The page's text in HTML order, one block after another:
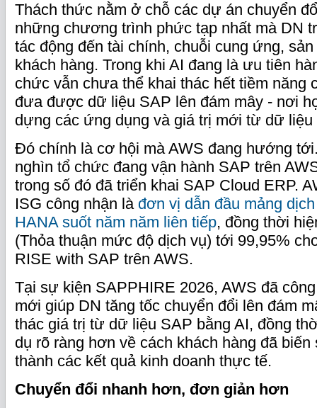
Thách thức nằm ở chỗ các dự án chuyển
những chương trình phức tạp nhất mà DN
tác động đến tài chính, chuỗi cung ứng,
khách hàng. Trong khi AI đang là ưu tiên
chức vẫn chưa thể khai thác hết tiềm năng
đưa được dữ liệu SAP lên đám mây - nơi
dựng các ứng dụng và giá trị mới từ dữ liệu
Đó chính là cơ hội mà AWS đang hướng
nghìn tổ chức đang vận hành SAP trên
trong số đó đã triển khai SAP Cloud ERP.
ISG công nhận là đơn vị dẫn đầu mảng
HANA suốt năm năm liên tiếp, đồng thời
(Thỏa thuận mức độ dịch vụ) tới 99,95%
RISE with SAP trên AWS.
Tại sự kiện SAPPHIRE 2026, AWS đã
mới giúp DN tăng tốc chuyển đổi lên đám
thác giá trị từ dữ liệu SAP bằng AI, đồng
dụ rõ ràng hơn về cách khách hàng đã
thành các kết quả kinh doanh thực tế.
Chuyển đổi nhanh hơn, đơn giản hơn